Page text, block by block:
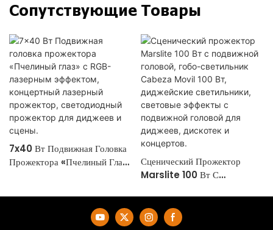
Сопутствующие Товары
7x40 Вт Подвижная Головка
Прожектора «Пчелиный Глаз»
Прожектор Для Диджеев И
Сценический Прожектор
Marslite 100 Вт С
100 Вт, Диджейские